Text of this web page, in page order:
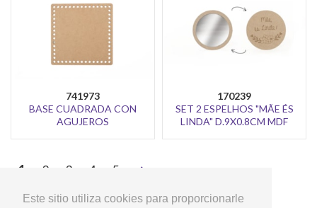
Este sitio utiliza cookies para proporcionarle
741973
BASE CUADRADA CON
AGUJEROS
170239
SET 2 ESPELHOS "MÃE ÉS
LINDA" D.9X0.8CM MDF
1 2 3 4 5